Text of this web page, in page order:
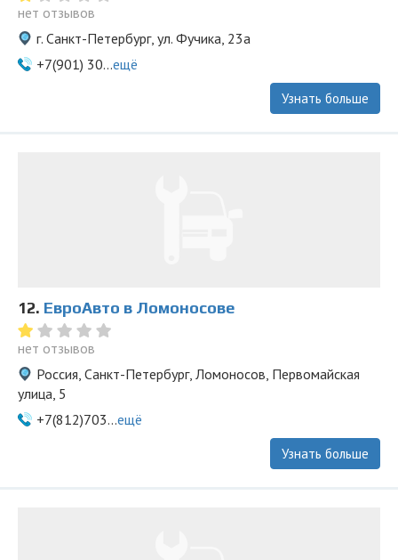
нет отзывов
г. Санкт-Петербург, ул. Фучика, 23а
+7(901) 30...ещё
Узнать больше
12. ЕвроАвто в Ломоносове
нет отзывов
Россия, Санкт-Петербург, Ломоносов, Первомайская
улица, 5
+7(812)703...ещё
Узнать больше